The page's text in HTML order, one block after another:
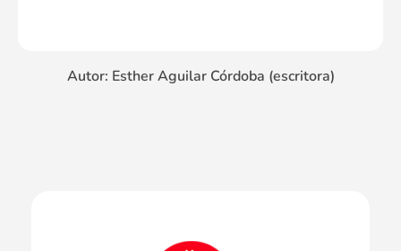
Autor: Esther Aguilar Córdoba (escritora)